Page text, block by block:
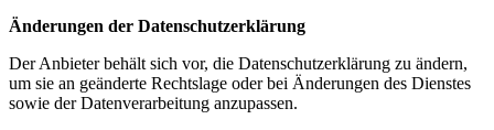
Änderungen der Datenschutzerklärung
Der Anbieter behält sich vor, die Datenschutzerklärung zu ändern,
um sie an geänderte Rechtslage oder bei Änderungen des Dienstes
sowie der Datenverarbeitung anzupassen.